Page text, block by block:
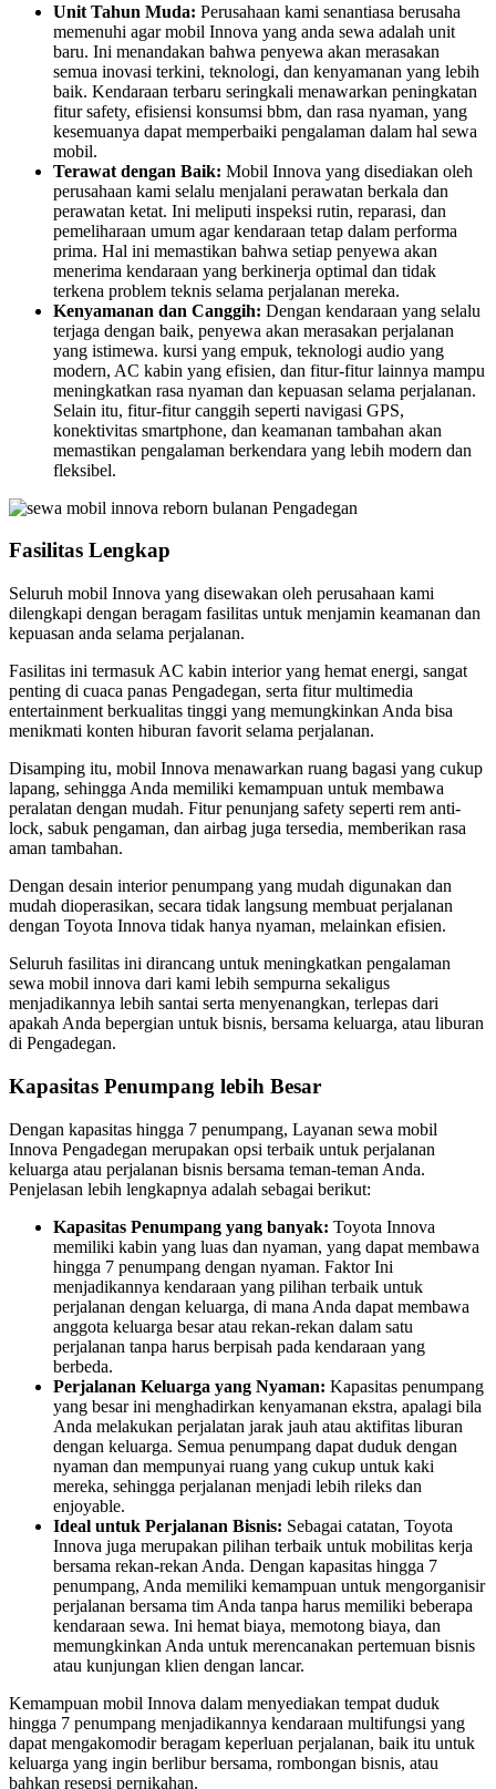
Unit Tahun Muda: Perusahaan kami senantiasa berusaha
memenuhi agar mobil Innova yang anda sewa adalah unit
baru. Ini menandakan bahwa penyewa akan merasakan
semua inovasi terkini, teknologi, dan kenyamanan yang lebih
baik. Kendaraan terbaru seringkali menawarkan peningkatan
fitur safety, efisiensi konsumsi bbm, dan rasa nyaman, yang
kesemuanya dapat memperbaiki pengalaman dalam hal sewa
mobil.
Terawat dengan Baik: Mobil Innova yang disediakan oleh
perusahaan kami selalu menjalani perawatan berkala dan
perawatan ketat. Ini meliputi inspeksi rutin, reparasi, dan
pemeliharaan umum agar kendaraan tetap dalam performa
prima. Hal ini memastikan bahwa setiap penyewa akan
menerima kendaraan yang berkinerja optimal dan tidak
terkena problem teknis selama perjalanan mereka.
Kenyamanan dan Canggih: Dengan kendaraan yang selalu
terjaga dengan baik, penyewa akan merasakan perjalanan
yang istimewa. kursi yang empuk, teknologi audio yang
modern, AC kabin yang efisien, dan fitur-fitur lainnya mampu
meningkatkan rasa nyaman dan kepuasan selama perjalanan.
Selain itu, fitur-fitur canggih seperti navigasi GPS,
konektivitas smartphone, dan keamanan tambahan akan
memastikan pengalaman berkendara yang lebih modern dan
fleksibel.
Fasilitas Lengkap
Seluruh mobil Innova yang disewakan oleh perusahaan kami
dilengkapi dengan beragam fasilitas untuk menjamin keamanan dan
kepuasan anda selama perjalanan.
Fasilitas ini termasuk AC kabin interior yang hemat energi, sangat
penting di cuaca panas Pengadegan, serta fitur multimedia
entertainment berkualitas tinggi yang memungkinkan Anda bisa
menikmati konten hiburan favorit selama perjalanan.
Disamping itu, mobil Innova menawarkan ruang bagasi yang cukup
lapang, sehingga Anda memiliki kemampuan untuk membawa
peralatan dengan mudah. Fitur penunjang safety seperti rem anti-
lock, sabuk pengaman, dan airbag juga tersedia, memberikan rasa
aman tambahan.
Dengan desain interior penumpang yang mudah digunakan dan
mudah dioperasikan, secara tidak langsung membuat perjalanan
dengan Toyota Innova tidak hanya nyaman, melainkan efisien.
Seluruh fasilitas ini dirancang untuk meningkatkan pengalaman
sewa mobil innova dari kami lebih sempurna sekaligus
menjadikannya lebih santai serta menyenangkan, terlepas dari
apakah Anda bepergian untuk bisnis, bersama keluarga, atau liburan
di Pengadegan.
Kapasitas Penumpang lebih Besar
Dengan kapasitas hingga 7 penumpang, Layanan sewa mobil
Innova Pengadegan merupakan opsi terbaik untuk perjalanan
keluarga atau perjalanan bisnis bersama teman-teman Anda.
Penjelasan lebih lengkapnya adalah sebagai berikut:
Kapasitas Penumpang yang banyak: Toyota Innova
memiliki kabin yang luas dan nyaman, yang dapat membawa
hingga 7 penumpang dengan nyaman. Faktor Ini
menjadikannya kendaraan yang pilihan terbaik untuk
perjalanan dengan keluarga, di mana Anda dapat membawa
anggota keluarga besar atau rekan-rekan dalam satu
perjalanan tanpa harus berpisah pada kendaraan yang
berbeda.
Perjalanan Keluarga yang Nyaman: Kapasitas penumpang
yang besar ini menghadirkan kenyamanan ekstra, apalagi bila
Anda melakukan perjalatan jarak jauh atau aktifitas liburan
dengan keluarga. Semua penumpang dapat duduk dengan
nyaman dan mempunyai ruang yang cukup untuk kaki
mereka, sehingga perjalanan menjadi lebih rileks dan
enjoyable.
Ideal untuk Perjalanan Bisnis: Sebagai catatan, Toyota
Innova juga merupakan pilihan terbaik untuk mobilitas kerja
bersama rekan-rekan Anda. Dengan kapasitas hingga 7
penumpang, Anda memiliki kemampuan untuk mengorganisir
perjalanan bersama tim Anda tanpa harus memiliki beberapa
kendaraan sewa. Ini hemat biaya, memotong biaya, dan
memungkinkan Anda untuk merencanakan pertemuan bisnis
atau kunjungan klien dengan lancar.
Kemampuan mobil Innova dalam menyediakan tempat duduk
hingga 7 penumpang menjadikannya kendaraan multifungsi yang
dapat mengakomodir beragam keperluan perjalanan, baik itu untuk
keluarga yang ingin berlibur bersama, rombongan bisnis, atau
bahkan resepsi pernikahan.